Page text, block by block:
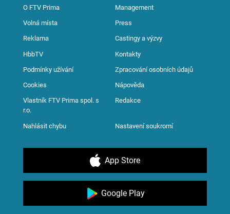
O FTV Prima Management
Volná místa Press
Reklama Castingy a výzvy
HbbTV Kontakty
Podmínky užívání Zpracování osobních údajů
Cookies Nápověda
Vlastník FTV Prima spol. s
r.o.
Redakce
Nahlásit chybu Nastavení soukromí
App Store
Google Play